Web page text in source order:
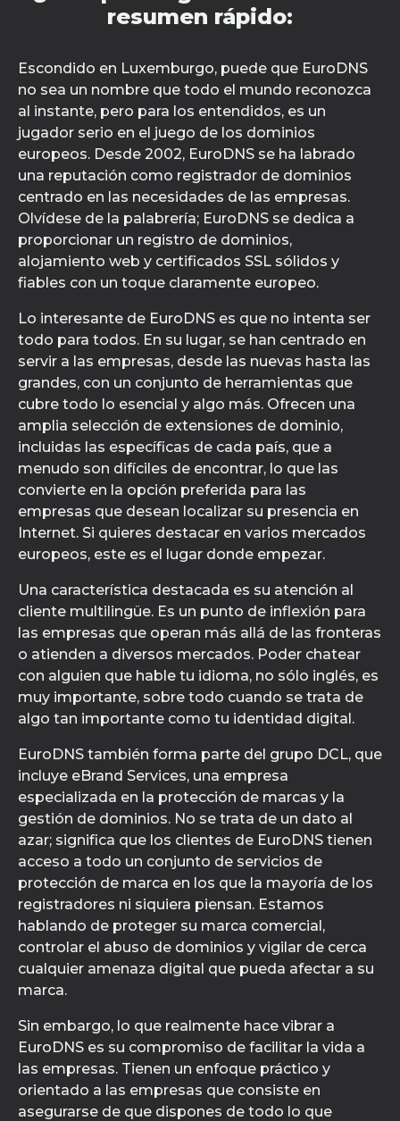
resumen rápido:
Escondido en Luxemburgo, puede que EuroDNS
no sea un nombre que todo el mundo reconozca
al instante, pero para los entendidos, es un
jugador serio en el juego de los dominios
europeos. Desde 2002, EuroDNS se ha labrado
una reputación como registrador de dominios
centrado en las necesidades de las empresas.
Olvídese de la palabrería; EuroDNS se dedica a
proporcionar un registro de dominios,
alojamiento web y certificados SSL sólidos y
fiables con un toque claramente europeo.
Lo interesante de EuroDNS es que no intenta ser
todo para todos. En su lugar, se han centrado en
servir a las empresas, desde las nuevas hasta las
grandes, con un conjunto de herramientas que
cubre todo lo esencial y algo más. Ofrecen una
amplia selección de extensiones de dominio,
incluidas las específicas de cada país, que a
menudo son difíciles de encontrar, lo que las
convierte en la opción preferida para las
empresas que desean localizar su presencia en
Internet. Si quieres destacar en varios mercados
europeos, este es el lugar donde empezar.
Una característica destacada es su atención al
cliente multilingüe. Es un punto de inflexión para
las empresas que operan más allá de las fronteras
o atienden a diversos mercados. Poder chatear
con alguien que hable tu idioma, no sólo inglés, es
muy importante, sobre todo cuando se trata de
algo tan importante como tu identidad digital.
EuroDNS también forma parte del grupo DCL, que
incluye eBrand Services, una empresa
especializada en la protección de marcas y la
gestión de dominios. No se trata de un dato al
azar; significa que los clientes de EuroDNS tienen
acceso a todo un conjunto de servicios de
protección de marca en los que la mayoría de los
registradores ni siquiera piensan. Estamos
hablando de proteger su marca comercial,
controlar el abuso de dominios y vigilar de cerca
cualquier amenaza digital que pueda afectar a su
marca.
Sin embargo, lo que realmente hace vibrar a
EuroDNS es su compromiso de facilitar la vida a
las empresas. Tienen un enfoque práctico y
orientado a las empresas que consiste en
asegurarse de que dispones de todo lo que